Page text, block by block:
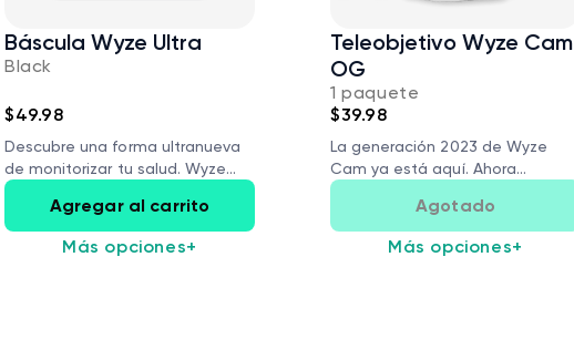
Báscula Wyze Ultra
Black
$49.98
Descubre una forma ultranueva
de monitorizar tu salud. Wyze
Scale...
Agregar al carrito
Más opciones+
Teleobjetivo Wyze Cam
OG
1 paquete
$39.98
La generación 2023 de Wyze
Cam ya está aquí. Ahora...
Agotado
Más opciones+